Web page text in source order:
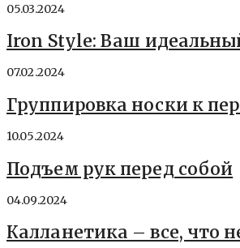
05.03.2024
Iron Style: Ваш
07.02.2024
Группировка носки к
10.05.2024
Подъем рук перед собой
04.09.2024
Калланетика – все, что